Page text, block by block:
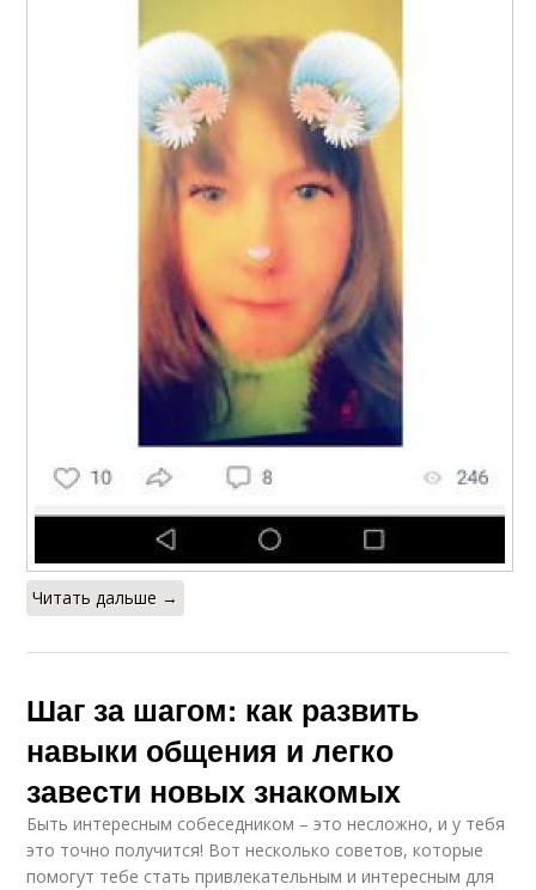
Читать дальше →
Шаг за шагом: как развить
навыки общения и легко
завести новых знакомых
Быть интересным собеседником – это несложно, и у тебя
это точно получится! Вот несколько советов, которые
помогут тебе стать привлекательным и интересным для